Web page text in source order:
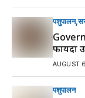
पशुपालन
फायदा
AUGUST
पशुपालन